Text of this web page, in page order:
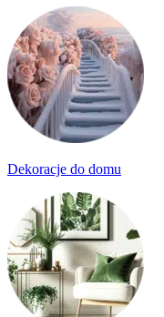
Dekoracje do domu